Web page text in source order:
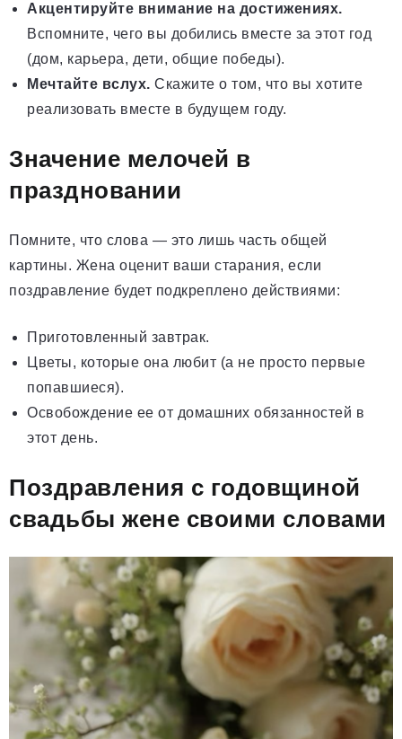
Акцентируйте внимание на достижениях.
Вспомните, чего вы добились вместе за этот год
(дом, карьера, дети, общие победы).
Мечтайте вслух. Скажите о том, что вы хотите
реализовать вместе в будущем году.
Значение мелочей в
праздновании
Помните, что слова — это лишь часть общей
картины. Жена оценит ваши старания, если
поздравление будет подкреплено действиями:
Приготовленный завтрак.
Цветы, которые она любит (а не просто первые
попавшиеся).
Освобождение ее от домашних обязанностей в
этот день.
Поздравления с годовщиной
свадьбы жене своими словами